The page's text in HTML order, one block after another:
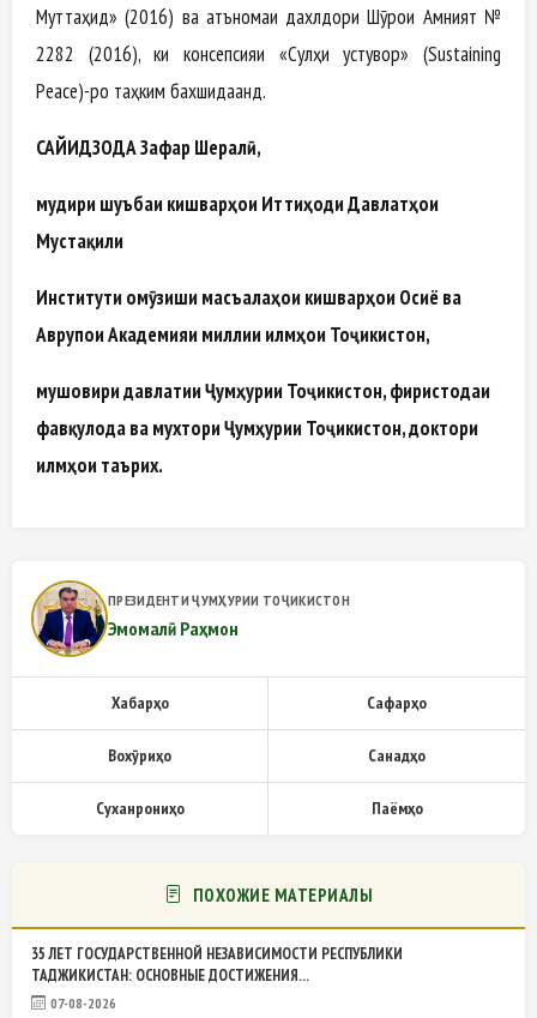
Муттаҳид» (2016) ва Қатъномаи дахлдори Шӯрои Амният №
2282 (2016), ки консепсияи «Сулҳи устувор» (Sustaining
Peace)-ро таҳким бахшидаанд.
САЙИДЗОДА Зафар Шералӣ,
мудири шуъбаи кишварҳои Иттиҳоди Давлатҳои
Мустақили
Институти омӯзиши масъалаҳои кишварҳои Осиё ва
Аврупои Академияи миллии илмҳои Тоҷикистон,
мушовири давлатии Ҷумҳурии Тоҷикистон, фиристодаи
фавқулода ва мухтори Ҷумҳурии Тоҷикистон, доктори
илмҳои таърих.
ПРЕЗИДЕНТИ ҶУМҲУРИИ ТОҶИКИСТОН
Эмомалӣ Раҳмон
Хабарҳо Сафарҳо
Вохӯриҳо Санадҳо
Суханрониҳо Паёмҳо
ПОХОЖИЕ МАТЕРИАЛЫ
35 ЛЕТ ГОСУДАРСТВЕННОЙ НЕЗАВИСИМОСТИ РЕСПУБЛИКИ
ТАДЖИКИСТАН: ОСНОВНЫЕ ДОСТИЖЕНИЯ...
07-08-2026